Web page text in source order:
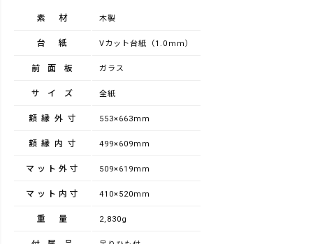
素材 木製
台紙 Vカット台紙（1.0mm）
前面板 ガラス
サイズ 全紙
額縁外寸 553×663mm
額縁内寸 499×609mm
マット外寸 509×619mm
マット内寸 410×520mm
重量 2,830g